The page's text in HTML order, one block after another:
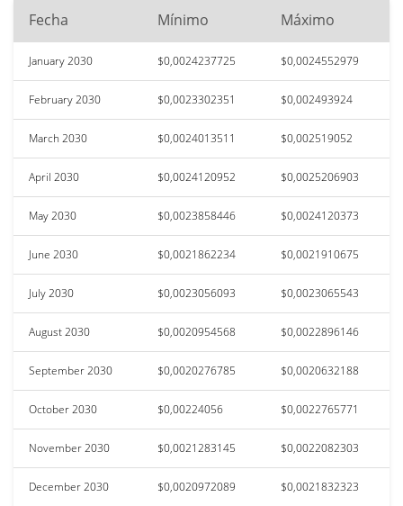
Fecha Mínimo Máximo
January 2030 $0,0024237725 $0,0024552979
February 2030 $0,0023302351 $0,002493924
March 2030 $0,0024013511 $0,002519052
April 2030 $0,0024120952 $0,0025206903
May 2030 $0,0023858446 $0,0024120373
June 2030 $0,0021862234 $0,0021910675
July 2030 $0,0023056093 $0,0023065543
August 2030 $0,0020954568 $0,0022896146
September 2030 $0,0020276785 $0,0020632188
October 2030 $0,00224056 $0,0022765771
November 2030 $0,0021283145 $0,0022082303
December 2030 $0,0020972089 $0,0021832323